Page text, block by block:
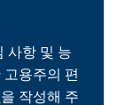
사항 및 능
용주의 편
을 작성해 주